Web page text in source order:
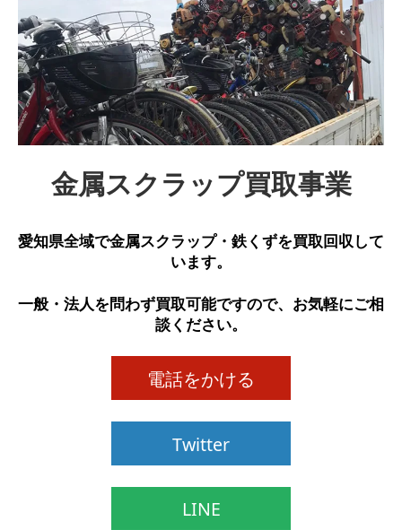
金属スクラップ買取事業
愛知県全域で金属スクラップ・鉄くずを買取回収して
います。
一般・法人を問わず買取可能ですので、お気軽にご相
談ください。
電話をかける
Twitter
LINE